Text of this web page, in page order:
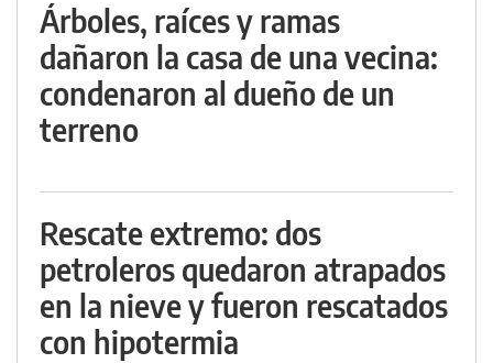
Árboles, raíces y ramas
dañaron la casa de una vecina:
condenaron al dueño de un
terreno
Rescate extremo: dos
petroleros quedaron atrapados
en la nieve y fueron rescatados
con hipotermia